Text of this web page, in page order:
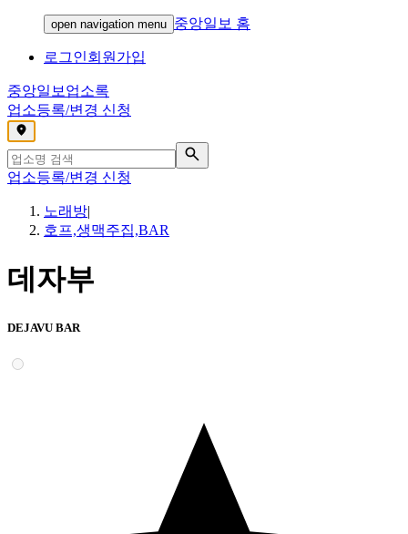
open navigation menu 중앙일보 홈
로그인회원가입
중앙일보 업소록
업소등록/변경 신청
,
업소등록/변경 신청
노래방|
호프,생맥주집,BAR
데자부
DEJAVU BAR